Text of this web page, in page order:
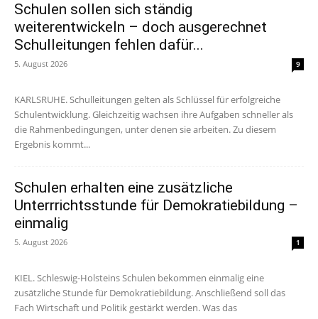
Schulen sollen sich ständig
weiterentwickeln – doch ausgerechnet
Schulleitungen fehlen dafür...
5. August 2026 9
KARLSRUHE. Schulleitungen gelten als Schlüssel für erfolgreiche
Schulentwicklung. Gleichzeitig wachsen ihre Aufgaben schneller als
die Rahmenbedingungen, unter denen sie arbeiten. Zu diesem
Ergebnis kommt...
Schulen erhalten eine zusätzliche
Unterrrichtsstunde für Demokratiebildung –
einmalig
5. August 2026 1
KIEL. Schleswig-Holsteins Schulen bekommen einmalig eine
zusätzliche Stunde für Demokratiebildung. Anschließend soll das
Fach Wirtschaft und Politik gestärkt werden. Was das